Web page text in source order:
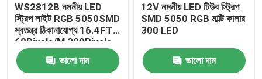
WS2812B নমনীয় LED
স্ট্রিপ লাইট RGB 5050SMD
স্বতন্ত্র ঠিকানাযোগ্য 16.4FT
60Pixels/M 300Pixels
কালো PCB সম্পূর্ণ রঙ
ভালো দাম
12V নমনীয় LED টিউব স্ট্রিপ
SMD 5050 RGB মাল্টি কালার
300 LED
ভালো দাম